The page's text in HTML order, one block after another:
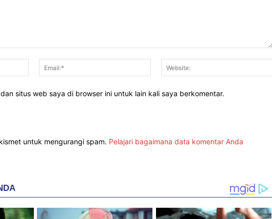
Nama:*
Email:*
situs web saya di browser ini untuk lain kali saya berkomentar.
untuk mengurangi spam. Pelajari bagaimana data komentar Anda